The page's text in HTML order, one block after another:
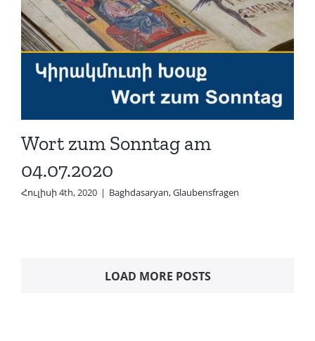
Wort zum Sonntag am
04.07.2020
Հուլիսի 4th, 2020 | Baghdasaryan,Glaubensfragen
LOAD MORE POSTS